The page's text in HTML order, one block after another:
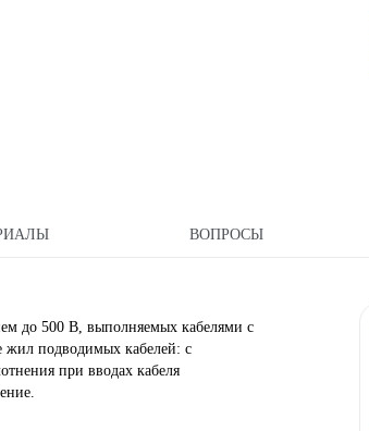
ВОПРОСЫ
до 500 В, выполняемых кабелями с
жил подводимых кабелей: с
при вводах кабеля